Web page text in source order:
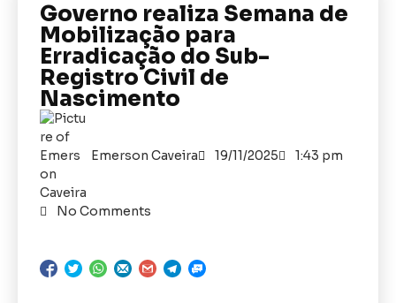
Governo realiza Semana de
Mobilização para
Erradicação do Sub-
Registro Civil de
Nascimento
Emerson Caveira 19/11/2025 1:43 pm
No Comments